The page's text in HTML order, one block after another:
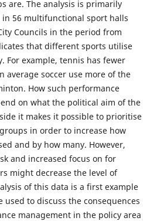
are. The analysis is primarily
in 56 multifunctional sport halls
Councils in the period from
that different sports utilise
For example, tennis has fewer
average soccer use more of the
How such performance
on what the political aim of the
it makes it possible to prioritise
in order to increase how
and by how many. However,
and increased focus on for
might decrease the level of
of this data is a first example
used to discuss the consequences
management in the policy area